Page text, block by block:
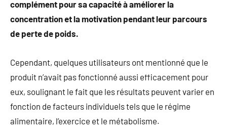
complément pour sa capacité à améliorer la
concentration et la motivation pendant leur parcours
de perte de poids.
Cependant, quelques utilisateurs ont mentionné que le
produit n’avait pas fonctionné aussi efficacement pour
eux, soulignant le fait que les résultats peuvent varier en
fonction de facteurs individuels tels que le régime
alimentaire, l’exercice et le métabolisme.